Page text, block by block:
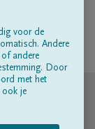
voor de
Andere
andere
Door
met het
ook je